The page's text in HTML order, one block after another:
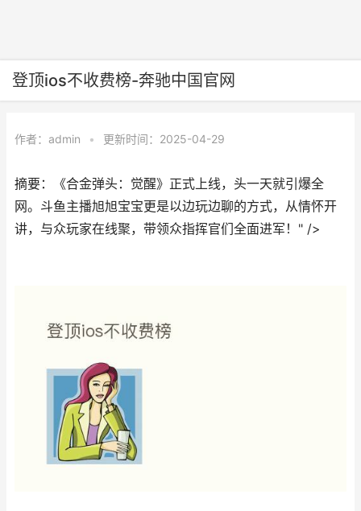
登顶ios不收费榜-奔驰中国官网
作者： admin • 更新时间：2025-04-29
摘要：《合金弹头：觉醒》正式上线，头一天就引爆全
网。斗鱼主播旭旭宝宝更是以边玩边聊的方式，从情怀开
讲，与众玩家在线聚，带领众指挥官们全面进军！" />